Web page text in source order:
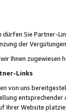
Sie Partner-
der
Ihnen zugewiesen
Links
von uns
Ihrer Website